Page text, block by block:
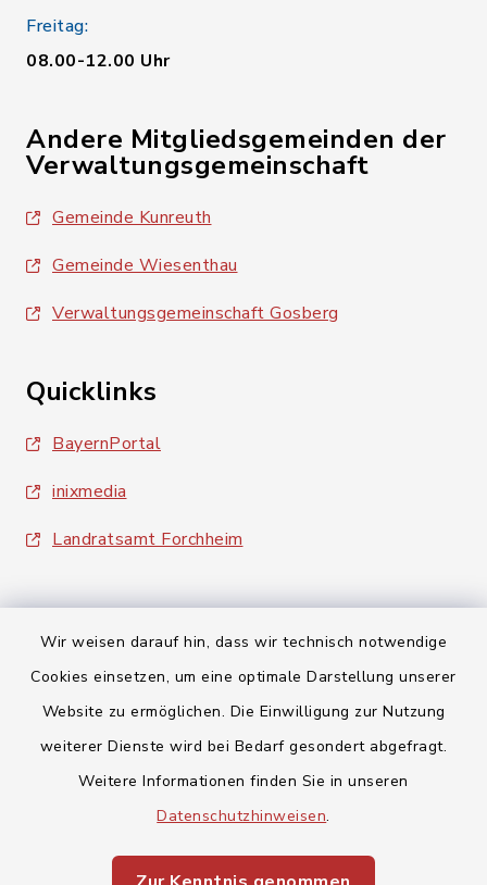
Wir weisen darauf hin, dass wir technisch notwendige
Cookies einsetzen, um eine optimale Darstellung unserer
Website zu ermöglichen. Die Einwilligung zur Nutzung
weiterer Dienste wird bei Bedarf gesondert abgefragt.
Weitere Informationen finden Sie in unseren
Datenschutzhinweisen.
Freitag:
08.00-12.00 Uhr
Andere Mitgliedsgemeinden der
Verwaltungsgemeinschaft
Gemeinde Kunreuth
Gemeinde Wiesenthau
Verwaltungsgemeinschaft Gosberg
Quicklinks
BayernPortal
inixmedia
Landratsamt Forchheim
Kontakt
Barrierefreiheit
Datenschutz
Impressum